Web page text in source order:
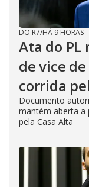
DO R7/HÁ 9 HORAS
Ata do
de vice
corrida
Documento
mantém aberta a
pela Casa Alta